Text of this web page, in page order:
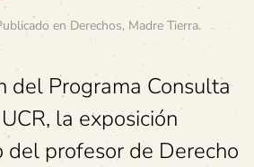
en Derechos, Madre Tierra.
del Programa Consulta
la exposición
del profesor de Derecho